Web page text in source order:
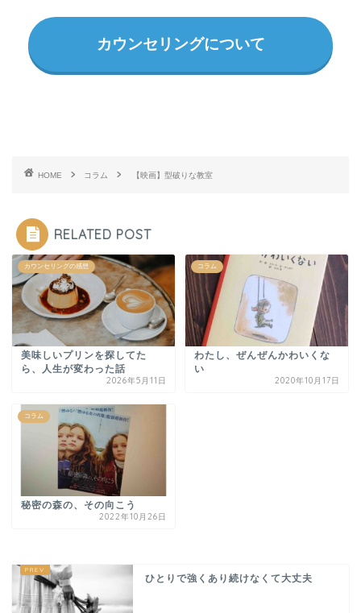
カウンセリングについて
HOME コラム 【映画】型破りな教室
RELATED POST
カウンセリングの感想
美味しいプリンを探してた
ら、人生が変わった話
2026年5月11日
コラム
わたし、ぜんぜんかわいくな
い
2020年10月17日
コラム
秘密の森の、その向こう
2022年10月26日
ひとりで強くあり続けなくて大丈夫